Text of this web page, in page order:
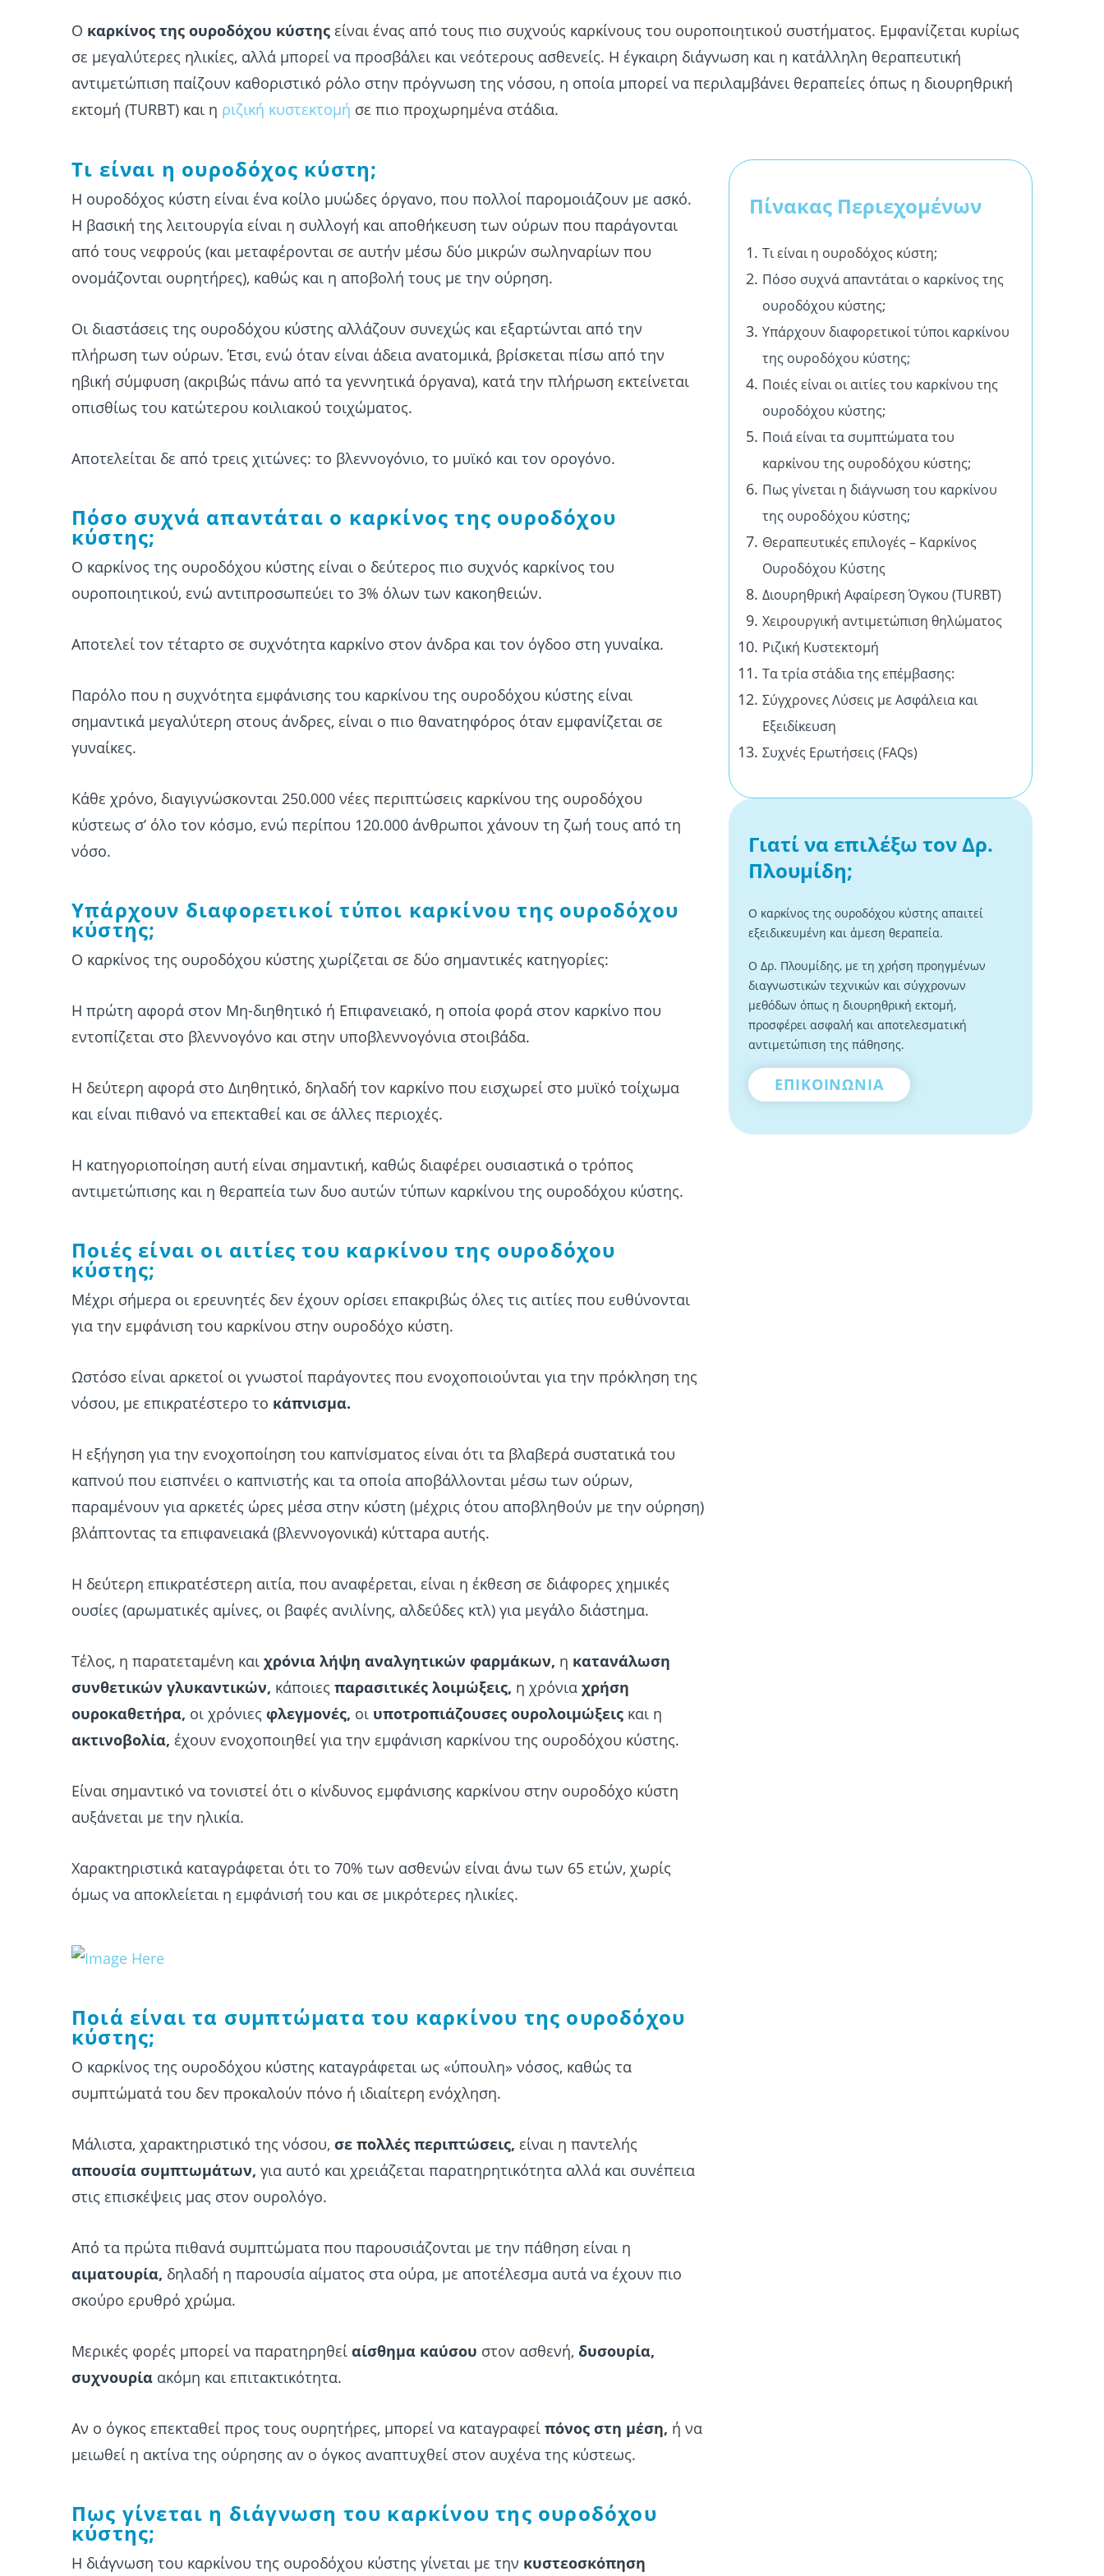
Ο καρκίνος της ουροδόχου κύστης είναι ένας από τους πιο συχνούς καρκίνους του ουροποιητικού συστήματος. Εμφανίζεται κυρίως
σε μεγαλύτερες ηλικίες, αλλά μπορεί να προσβάλει και νεότερους ασθενείς. Η έγκαιρη διάγνωση και η κατάλληλη θεραπευτική
αντιμετώπιση παίζουν καθοριστικό ρόλο στην πρόγνωση της νόσου, η οποία μπορεί να περιλαμβάνει θεραπείες όπως η διουρηθρική
εκτομή (TURBT) και η ριζική κυστεκτομή σε πιο προχωρημένα στάδια.
Τι είναι η ουροδόχος κύστη;
Η ουροδόχος κύστη είναι ένα κοίλο μυώδες όργανο, που πολλοί παρομοιάζουν με ασκό.
Η βασική της λειτουργία είναι η συλλογή και αποθήκευση των ούρων που παράγονται
από τους νεφρούς (και μεταφέρονται σε αυτήν μέσω δύο μικρών σωληναρίων που
ονομάζονται ουρητήρες), καθώς και η αποβολή τους με την ούρηση.
Οι διαστάσεις της ουροδόχου κύστης αλλάζουν συνεχώς και εξαρτώνται από την
πλήρωση των ούρων. Έτσι, ενώ όταν είναι άδεια ανατομικά, βρίσκεται πίσω από την
ηβική σύμφυση (ακριβώς πάνω από τα γεννητικά όργανα), κατά την πλήρωση εκτείνεται
οπισθίως του κατώτερου κοιλιακού τοιχώματος.
Αποτελείται δε από τρεις χιτώνες: το βλεννογόνιο, το μυϊκό και τον ορογόνο.
Πόσο συχνά απαντάται ο καρκίνος της ουροδόχου
κύστης;
Ο καρκίνος της ουροδόχου κύστης είναι ο δεύτερος πιο συχνός καρκίνος του
ουροποιητικού, ενώ αντιπροσωπεύει το 3% όλων των κακοηθειών.
Αποτελεί τον τέταρτο σε συχνότητα καρκίνο στον άνδρα και τον όγδοο στη γυναίκα.
Παρόλο που η συχνότητα εμφάνισης του καρκίνου της ουροδόχου κύστης είναι
σημαντικά μεγαλύτερη στους άνδρες, είναι ο πιο θανατηφόρος όταν εμφανίζεται σε
γυναίκες.
Κάθε χρόνο, διαγιγνώσκονται 250.000 νέες περιπτώσεις καρκίνου της ουροδόχου
κύστεως σ’ όλο τον κόσμο, ενώ περίπου 120.000 άνθρωποι χάνουν τη ζωή τους από τη
νόσο.
Υπάρχουν διαφορετικοί τύποι καρκίνου της ουροδόχου
κύστης;
Ο καρκίνος της ουροδόχου κύστης χωρίζεται σε δύο σημαντικές κατηγορίες:
Η πρώτη αφορά στον Μη-διηθητικό ή Επιφανειακό, η οποία φορά στον καρκίνο που
εντοπίζεται στο βλεννογόνο και στην υποβλεννογόνια στοιβάδα.
Η δεύτερη αφορά στο Διηθητικό, δηλαδή τον καρκίνο που εισχωρεί στο μυϊκό τοίχωμα
και είναι πιθανό να επεκταθεί και σε άλλες περιοχές.
Η κατηγοριοποίηση αυτή είναι σημαντική, καθώς διαφέρει ουσιαστικά ο τρόπος
αντιμετώπισης και η θεραπεία των δυο αυτών τύπων καρκίνου της ουροδόχου κύστης.
Ποιές είναι οι αιτίες του καρκίνου της ουροδόχου
κύστης;
Μέχρι σήμερα οι ερευνητές δεν έχουν ορίσει επακριβώς όλες τις αιτίες που ευθύνονται
για την εμφάνιση του καρκίνου στην ουροδόχο κύστη.
Ωστόσο είναι αρκετοί οι γνωστοί παράγοντες που ενοχοποιούνται για την πρόκληση της
νόσου, με επικρατέστερο το κάπνισμα.
Η εξήγηση για την ενοχοποίηση του καπνίσματος είναι ότι τα βλαβερά συστατικά του
καπνού που εισπνέει ο καπνιστής και τα οποία αποβάλλονται μέσω των ούρων,
παραμένουν για αρκετές ώρες μέσα στην κύστη (μέχρις ότου αποβληθούν με την ούρηση)
βλάπτοντας τα επιφανειακά (βλεννογονικά) κύτταρα αυτής.
Η δεύτερη επικρατέστερη αιτία, που αναφέρεται, είναι η έκθεση σε διάφορες χημικές
ουσίες (αρωματικές αμίνες, οι βαφές ανιλίνης, αλδεΰδες κτλ) για μεγάλο διάστημα.
Τέλος, η παρατεταμένη και χρόνια λήψη αναλγητικών φαρμάκων, η κατανάλωση
συνθετικών γλυκαντικών, κάποιες παρασιτικές λοιμώξεις, η χρόνια χρήση
ουροκαθετήρα, οι χρόνιες φλεγμονές, οι υποτροπιάζουσες ουρολοιμώξεις και η
ακτινοβολία, έχουν ενοχοποιηθεί για την εμφάνιση καρκίνου της ουροδόχου κύστης.
Είναι σημαντικό να τονιστεί ότι ο κίνδυνος εμφάνισης καρκίνου στην ουροδόχο κύστη
αυξάνεται με την ηλικία.
Χαρακτηριστικά καταγράφεται ότι το 70% των ασθενών είναι άνω των 65 ετών, χωρίς
όμως να αποκλείεται η εμφάνισή του και σε μικρότερες ηλικίες.
Ποιά είναι τα συμπτώματα του καρκίνου της ουροδόχου
κύστης;
Ο καρκίνος της ουροδόχου κύστης καταγράφεται ως «ύπουλη» νόσος, καθώς τα
συμπτώματά του δεν προκαλούν πόνο ή ιδιαίτερη ενόχληση.
Μάλιστα, χαρακτηριστικό της νόσου, σε πολλές περιπτώσεις, είναι η παντελής
απουσία συμπτωμάτων, για αυτό και χρειάζεται παρατηρητικότητα αλλά και συνέπεια
στις επισκέψεις μας στον ουρολόγο.
Από τα πρώτα πιθανά συμπτώματα που παρουσιάζονται με την πάθηση είναι η
αιματουρία, δηλαδή η παρουσία αίματος στα ούρα, με αποτέλεσμα αυτά να έχουν πιο
σκούρο ερυθρό χρώμα.
Μερικές φορές μπορεί να παρατηρηθεί αίσθημα καύσου στον ασθενή, δυσουρία,
συχνουρία ακόμη και επιτακτικότητα.
Αν ο όγκος επεκταθεί προς τους ουρητήρες, μπορεί να καταγραφεί πόνος στη μέση, ή να
μειωθεί η ακτίνα της ούρησης αν ο όγκος αναπτυχθεί στον αυχένα της κύστεως.
Πως γίνεται η διάγνωση του καρκίνου της ουροδόχου
κύστης;
Η διάγνωση του καρκίνου της ουροδόχου κύστης γίνεται με την κυστεοσκόπηση
Πίνακας Περιεχομένων
Τι είναι η ουροδόχος κύστη;
Πόσο συχνά απαντάται ο καρκίνος της
ουροδόχου κύστης;
Υπάρχουν διαφορετικοί τύποι καρκίνου
της ουροδόχου κύστης;
Ποιές είναι οι αιτίες του καρκίνου της
ουροδόχου κύστης;
Ποιά είναι τα συμπτώματα του
καρκίνου της ουροδόχου κύστης;
Πως γίνεται η διάγνωση του καρκίνου
της ουροδόχου κύστης;
Θεραπευτικές επιλογές – Καρκίνος
Ουροδόχου Κύστης
Διουρηθρική Αφαίρεση Όγκου (TURBT)
Χειρουργική αντιμετώπιση θηλώματος
Ριζική Κυστεκτομή
Τα τρία στάδια της επέμβασης:
Σύγχρονες Λύσεις με Ασφάλεια και
Εξειδίκευση
Συχνές Ερωτήσεις (FAQs)
Γιατί να επιλέξω τον Δρ.
Πλουμίδη;
Ο καρκίνος της ουροδόχου κύστης απαιτεί
εξειδικευμένη και άμεση θεραπεία.
Ο Δρ. Πλουμίδης, με τη χρήση προηγμένων
διαγνωστικών τεχνικών και σύγχρονων
μεθόδων όπως η διουρηθρική εκτομή,
προσφέρει ασφαλή και αποτελεσματική
αντιμετώπιση της πάθησης.
ΕΠΙΚΟΙΝΩΝΙΑ